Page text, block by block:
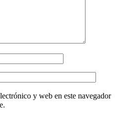
y web en este navegador